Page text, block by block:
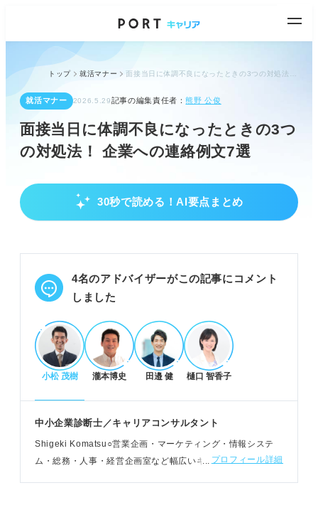
トップ 就活マナー
就活マナー 2026.5.29記事の編集責任者：熊野 公俊
面接当日に体調不良になったときの3つ
の対処法！ 企業への連絡例文7選
30秒で読める！AI要点まとめ
面接当日の体調不良、無理せず誠実に対応
いため、安心して企業に連絡する。
辞退、日程変更、WEB面接の3パターンから、自身
POINT：社員を大切にする企業は、体調不良による
日程変更に応じてくれる可能性が高い。
企業への連絡は迅速に、マナーを守って伝える
緊急の連絡は基本的に電話で、面接担当者へ早急に
謝罪の意思と企業への熱意を明確に伝え、日程変更
希望は具体的に提示する。
大学・氏名、体調不良の旨、希望（変更日など）を
4名のアドバイザーがこの記事にコメント
しました
小松 茂樹 瀧本博史 田邉 健 樋口 智香子
中小企業診断士／キャリアコンサルタント
Shigeki Komatsu○営業企画・マーケティング・情報システ
ム・総務・人事・経営企画室など幅広いキャリア経験を持
プロフィール詳細